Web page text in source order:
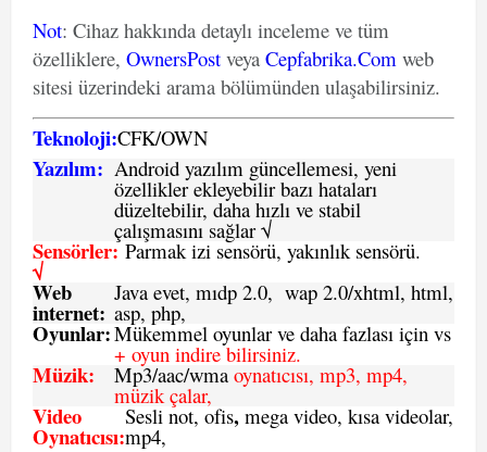
Not: Cihaz hakkında detaylı inceleme ve tüm
özelliklere, OwnersPost veya Cepfabrika.Com web
sitesi üzerindeki arama bölümünden ulaşabilirsiniz.
Teknoloji:CFK/OWN
Yazılım: Android yazılım güncellemesi, yeni
özellikler ekleyebilir bazı hataları
düzeltebilir, daha hızlı ve stabil
çalışmasını sağlar √
Sensörler:
√
Parmak izi sensörü, yakınlık sensörü.
Web
internet:
Java evet, mıdp 2.0, wap 2.0/xhtml, html,
asp, php,
Oyunlar:Mükemmel oyunlar ve daha fazlası için vs
+ oyun indire bilirsiniz.
Müzik: Mp3/aac/wmaoynatıcısı, mp3, mp4,
müzik çalar,
Video
Oynatıcısı:
Sesli not, ofis, mega video, kısa videolar,
mp4,